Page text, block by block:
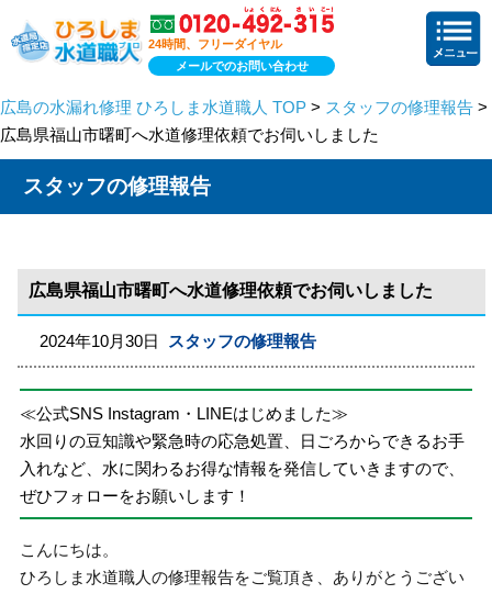
24時間、フリーダイヤル
メールでのお問い合わせ
広島の水漏れ修理 ひろしま水道職人 TOP > スタッフの修理報告 >
広島県福山市曙町へ水道修理依頼でお伺いしました
スタッフの修理報告
広島県福山市曙町へ水道修理依頼でお伺いしました
2024年10月30日 スタッフの修理報告
≪公式SNS Instagram・LINEはじめました≫
水回りの豆知識や緊急時の応急処置、日ごろからできるお手
入れなど、水に関わるお得な情報を発信していきますので、
ぜひフォローをお願いします！
こんにちは。
ひろしま水道職人の修理報告をご覧頂き、ありがとうござい